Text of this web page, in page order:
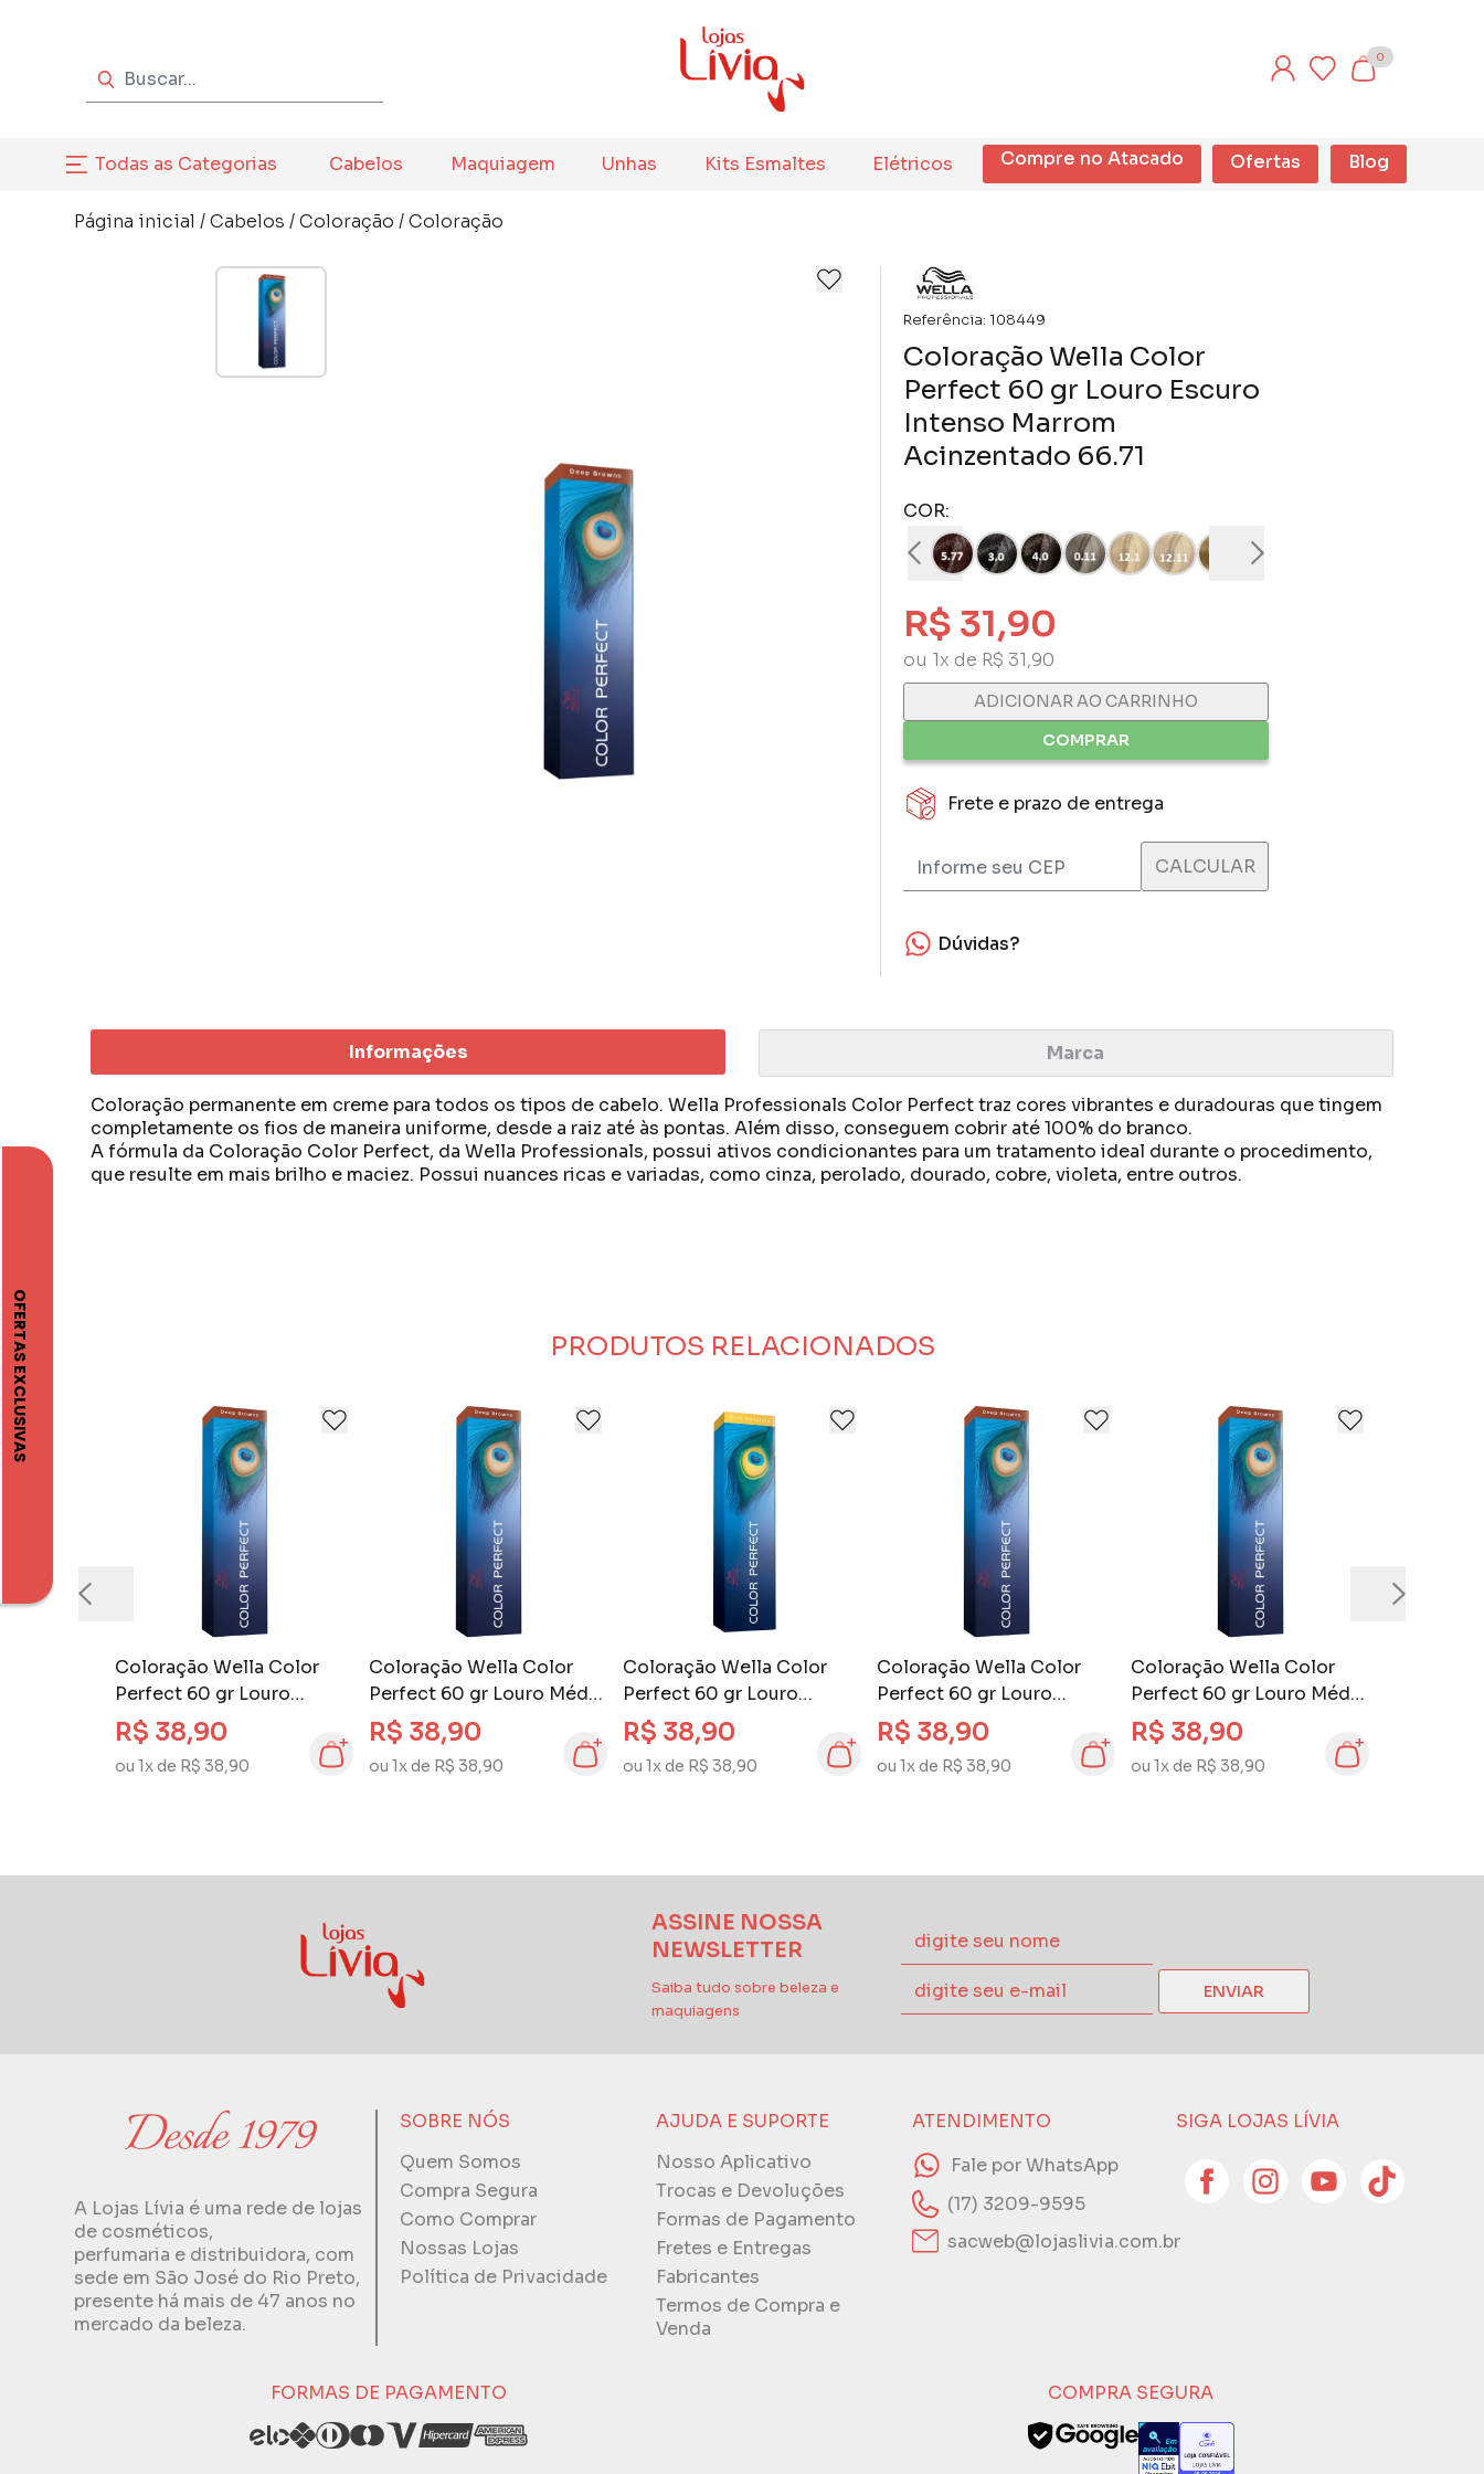
0
Todas as Categorias Cabelos Maquiagem Unhas Kits Esmaltes Elétricos Compre no Atacado Ofertas Blog
Página inicial /Cabelos /Coloração /Coloração
Referência: 108449
Coloração Wella Color
Perfect 60 gr Louro Escuro
Intenso Marrom
Acinzentado 66.71
COR:
R$ 31,90
ou 1x de R$ 31,90
ADICIONAR AO CARRINHO
COMPRAR
Frete e prazo de entrega
Dúvidas?
Informações Marca
Coloração permanente em creme para todos os tipos de cabelo. Wella Professionals Color Perfect traz cores vibrantes e duradouras que tingem
completamente os fios de maneira uniforme, desde a raiz até às pontas. Além disso, conseguem cobrir até 100% do branco.
A fórmula da Coloração Color Perfect, da Wella Professionals, possui ativos condicionantes para um tratamento ideal durante o procedimento,
que resulte em mais brilho e maciez. Possui nuances ricas e variadas, como cinza, perolado, dourado, cobre, violeta, entre outros.
Sempre inovando para atender com mais atenção às suas clientes.
Ao observar a vida moderna e agitada, vemos que, à medida que o tempo vai se tornando cada vez mais precioso, todos nós precisamos respirar
de verdade e recarregar as baterias depressa, física e emocional.
PRODUTOS RELACIONADOS
Coloração Wella Color
Perfect 60 gr Louro
Escuro Marrom Intenso
6.77
R$ 38,90
ou 1x de R$ 38,90
Coloração Wella Color
Perfect 60 gr Louro Médio
Intenso Marrom
Acinzentado 77.71
R$ 38,90
ou 1x de R$ 38,90
Coloração Wella Color
Perfect 60 gr Louro
Escuro Acinzentado 6.1
R$ 38,90
ou 1x de R$ 38,90
Coloração Wella Color
Perfect 60 gr Louro
Escuro Marrom 6.7
R$ 38,90
ou 1x de R$ 38,90
Coloração Wella Color
Perfect 60 gr Louro Médio
Marrom Intenso 7.77
R$ 38,90
ou 1x de R$ 38,90
ASSINE NOSSA
NEWSLETTER
Saiba tudo sobre beleza e
maquiagens
ENVIAR
A Lojas Lívia é uma rede de lojas
de cosméticos,
perfumaria e distribuidora, com
sede em São José do Rio Preto,
presente há mais de 47 anos no
mercado da beleza.
SOBRE NÓS
Quem Somos
Compra Segura
Como Comprar
Nossas Lojas
Política de Privacidade
AJUDA E SUPORTE
Nosso Aplicativo
Trocas e Devoluções
Formas de Pagamento
Fretes e Entregas
Fabricantes
Termos de Compra e
Venda
ATENDIMENTO
Fale por WhatsApp
(17) 3209-9595
sacweb@lojaslivia.com.br
SIGA LOJAS LÍVIA
FORMAS DE PAGAMENTO COMPRA SEGURA